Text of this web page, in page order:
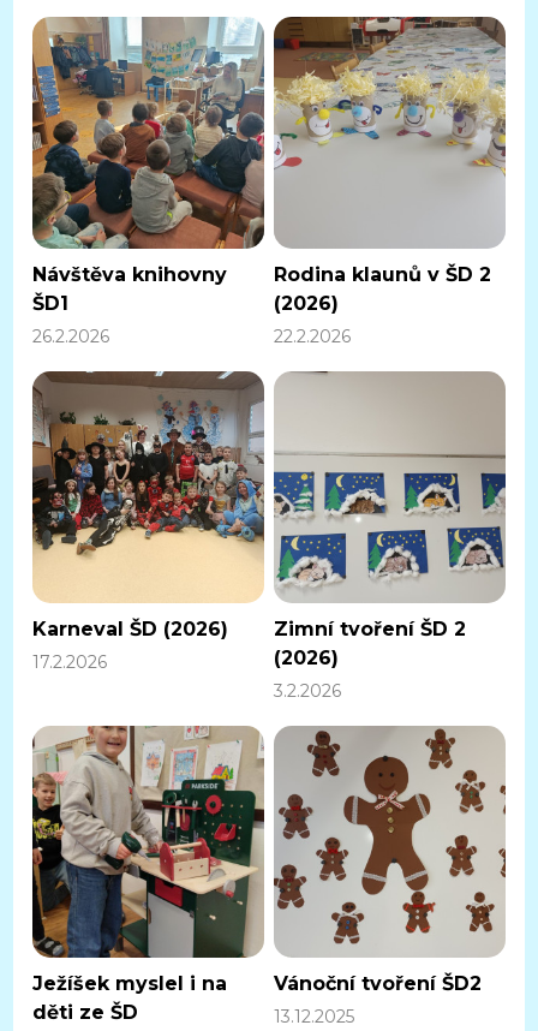
Návštěva knihovny
ŠD1
26.2.2026
Rodina klaunů v ŠD 2
(2026)
22.2.2026
Karneval ŠD (2026)
17.2.2026
Zimní tvoření ŠD 2
(2026)
3.2.2026
Ježíšek myslel i na
děti ze ŠD
Vánoční tvoření ŠD2
13.12.2025